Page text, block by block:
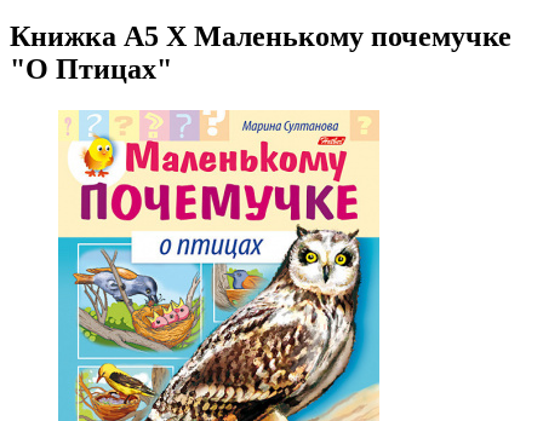
Книжка А5 Х Маленькому почемучке
"О Птицах"